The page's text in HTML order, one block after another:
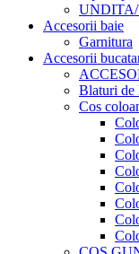
UNDITA/
Accesorii baie
Garnitura
Accesorii
Blaturi de
Cos